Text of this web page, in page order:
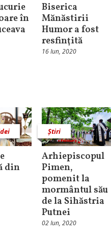
în
Biserica
Mănăstirii
Humor a fost
resfinţită
16 Iun, 2020
din
Știri
Arhiepiscopul
Pimen,
pomenit la
mormântul său
de la Sihăstria
Putnei
02 Iun, 2020